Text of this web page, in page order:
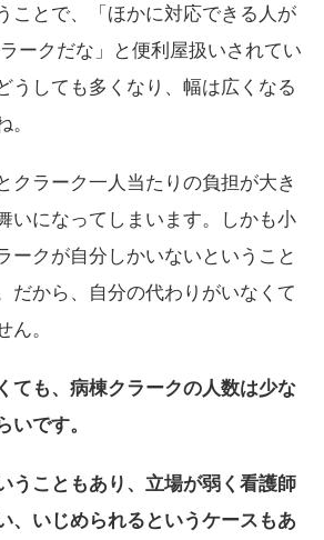
ことで、「ほかに対応できる人が
ークだな」と便利屋扱いされてい
うしても多くなり、幅は広くなる
クラーク一人当たりの負担が大き
いになってしまいます。しかも小
ークが自分しかいないということ
だから、自分の代わりがいなくて
ん。
ても、病棟クラークの人数は少な
いです。
うこともあり、立場が弱く看護師
、いじめられるというケースもあ